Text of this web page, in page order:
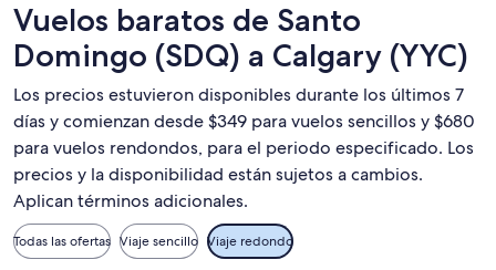
Vuelos baratos de Santo
Domingo (SDQ) a Calgary (YYC)
Los precios estuvieron disponibles durante los últimos 7
días y comienzan desde $349 para vuelos sencillos y $680
para vuelos rendondos, para el periodo especificado. Los
precios y la disponibilidad están sujetos a cambios.
Aplican términos adicionales.
Todas las ofertas Viaje sencillo Viaje redondo